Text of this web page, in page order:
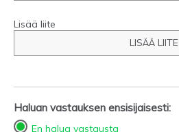
Lisää liite
LISÄÄ LIITE
Haluan vastauksen ensisijaisesti:
En halua vastausta